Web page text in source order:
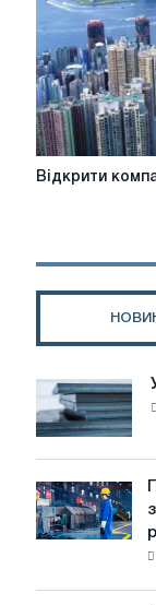
поради
Відкрити
компанію
Відкрити
Європі
виживуть
тільки
ЕДП:
PwC
Продажі
автомобілів
в